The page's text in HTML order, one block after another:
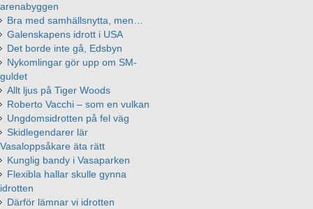
arenabyggen
Bra med samhällsnytta, men…
Galenskapens idrott i USA
Det borde inte gå, Edsbyn
Nykomlingar gör upp om SM-
guldet
Allt ljus på Tiger Woods
Roberto Vacchi – som en vulkan
Ungdomsidrotten på fel väg
Skidlegendarer lär
Vasaloppsåkare äta rätt
Kunglig bandy i Vasaparken
Flexibla hallar skulle gynna
idrotten
Därför lämnar vi idrotten